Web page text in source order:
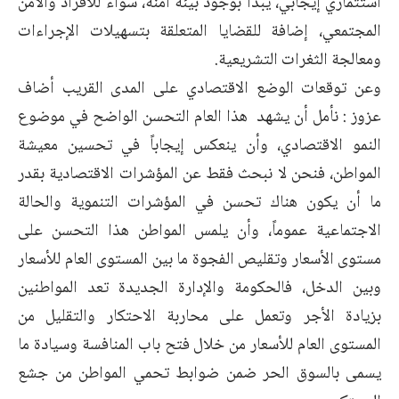
المجتمعي، إضافة للقضايا المتعلقة بتسهيلات الإجراءات
ومعالجة الثغرات التشريعية.
وعن توقعات الوضع الاقتصادي على المدى القريب أضاف
عزوز : نأمل أن يشهد هذا العام التحسن الواضح في موضوع
النمو الاقتصادي، وأن ينعكس إيجاباً في تحسين معيشة
المواطن، فنحن لا نبحث فقط عن المؤشرات الاقتصادية بقدر
ما أن يكون هناك تحسن في المؤشرات التنموية والحالة
الاجتماعية عموماً، وأن يلمس المواطن هذا التحسن على
مستوى الأسعار وتقليص الفجوة ما بين المستوى العام للأسعار
وبين الدخل، فالحكومة والإدارة الجديدة تعد المواطنين
بزيادة الأجر وتعمل على محاربة الاحتكار والتقليل من
المستوى العام للأسعار من خلال فتح باب المنافسة وسيادة ما
يسمى بالسوق الحر ضمن ضوابط تحمي المواطن من جشع